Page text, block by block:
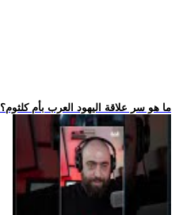
.. ما هو سر علاقة اليهود العرب بأم كلثوم؟